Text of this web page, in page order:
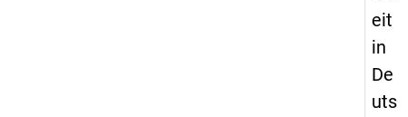
eit
in
De
uts